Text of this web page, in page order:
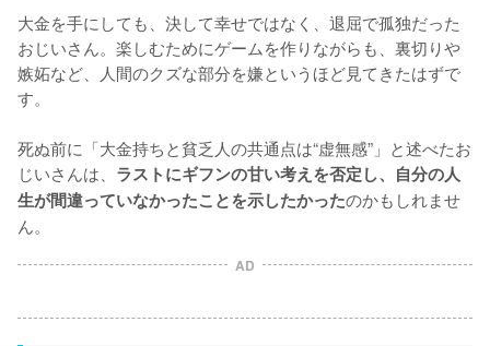
大金を手にしても、決して幸せではなく、退屈で孤独だった
おじいさん。楽しむためにゲームを作りながらも、裏切りや
嫉妬など、人間のクズな部分を嫌というほど見てきたはずで
す。
死ぬ前に「大金持ちと貧乏人の共通点は“虚無感”」と述べたお
じいさんは、 ラストにギフンの甘い考えを否定し、自分の人
生が間違っていなかったことを示したかったのかもしれませ
ん。
AD